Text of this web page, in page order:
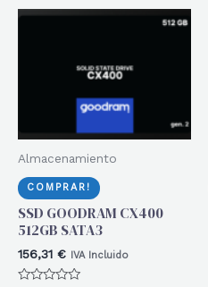
Almacenamiento
COMPRAR!
SSD GOODRAM CX400
512GB SATA3
156,31 € IVA Incluido